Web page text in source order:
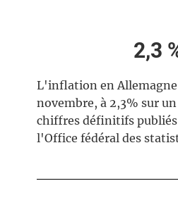
2,3
L'inflation en Allemagne
novembre, à 2,3% sur
chiffres définitifs
l'Office fédéral des